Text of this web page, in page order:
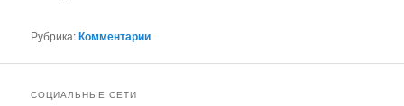
Рубрика:Комментарии
СОЦИАЛЬНЫЕ СЕТИ